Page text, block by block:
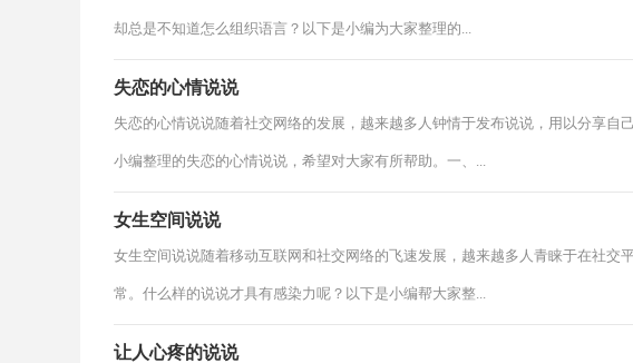
却总是不知道怎么组织语言？以下是小编为大家整理的...
失恋的心情说说
失恋的心情说说随着社交网络的发展，越来越多人钟情于发布说说，用以分享自
小编整理的失恋的心情说说，希望对大家有所帮助。一、...
女生空间说说
女生空间说说随着移动互联网和社交网络的飞速发展，越来越多人青睐于在社交
常。什么样的说说才具有感染力呢？以下是小编帮大家整...
让人心疼的说说